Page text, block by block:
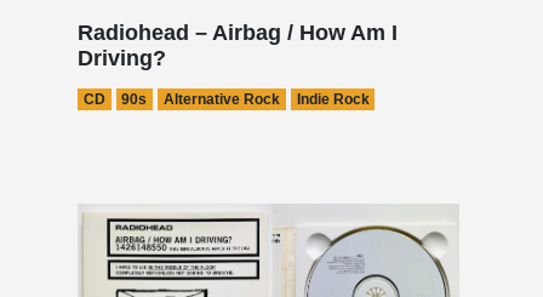
Radiohead – Airbag / How Am I
Driving?
CD 90s Alternative Rock Indie Rock